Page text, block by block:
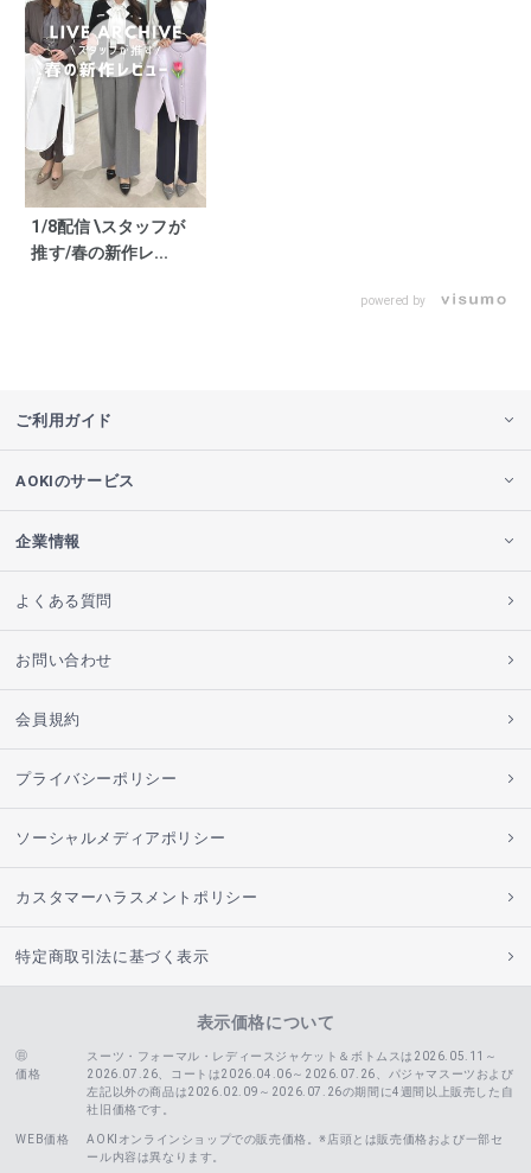
1/8配信 \スタッフが
推す/春の新作レ...
powered by
ご利用ガイド
AOKIのサービス
企業情報
よくある質問
お問い合わせ
会員規約
プライバシーポリシー
ソーシャルメディアポリシー
カスタマーハラスメントポリシー
特定商取引法に基づく表示
表示価格について
価格
スーツ・フォーマル・レディースジャケット＆ボトムスは2026.05.11～
2026.07.26、コートは2026.04.06～2026.07.26、 パジャマスーツおよび
左記以外の商品は2026.02.09～2026.07.26の期間に4週間以上販売した自
社旧価格です。
WEB価格
AOKIオンラインショップでの販売価格。※店頭とは販売価格および一部セ
ール内容は異なります。